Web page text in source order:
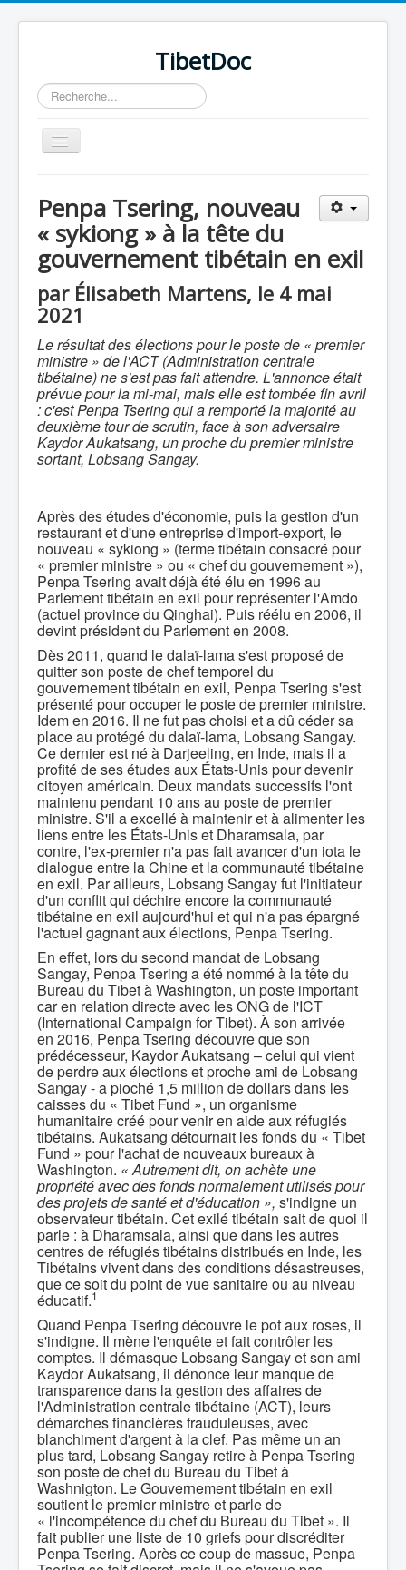
TibetDoc
Rechercher
Basculer
la
≡
Penpa Tsering, nouveau
« sykiong » à la tête du
gouvernement tibétain en exil
par Élisabeth Martens, le 4 mai
2021
Le résultat des élections pour le poste de « premier
ministre » de l'ACT (Administration centrale
tibétaine) ne s'est pas fait attendre. L'annonce était
prévue pour la mi-mai, mais elle est tombée fin avril
: c'est Penpa Tsering qui a remporté la majorité au
deuxième tour de scrutin, face à son adversaire
Kaydor Aukatsang, un proche du premier ministre
sortant, Lobsang Sangay.
Après des études d'économie, puis la gestion d'un
restaurant et d'une entreprise d'import-export, le
nouveau « sykiong » (terme tibétain consacré pour
« premier ministre » ou « chef du gouvernement »),
Penpa Tsering avait déjà été élu en 1996 au
Parlement tibétain en exil pour représenter l'Amdo
(actuel province du Qinghai). Puis réélu en 2006, il
devint président du Parlement en 2008.
Dès 2011, quand le dalaï-lama s'est proposé de
quitter son poste de chef temporel du
gouvernement tibétain en exil, Penpa Tsering s'est
présenté pour occuper le poste de premier ministre.
Idem en 2016. Il ne fut pas choisi et a dû céder sa
place au protégé du dalaï-lama, Lobsang Sangay.
Ce dernier est né à Darjeeling, en Inde, mais il a
profité de ses études aux États-Unis pour devenir
citoyen américain. Deux mandats successifs l'ont
maintenu pendant 10 ans au poste de premier
ministre. S'il a excellé à maintenir et à alimenter les
liens entre les États-Unis et Dharamsala, par
contre, l'ex-premier n'a pas fait avancer d'un iota le
dialogue entre la Chine et la communauté tibétaine
en exil. Par ailleurs, Lobsang Sangay fut l'initiateur
d'un conflit qui déchire encore la communauté
tibétaine en exil aujourd'hui et qui n'a pas épargné
l'actuel gagnant aux élections, Penpa Tsering.
En effet, lors du second mandat de Lobsang
Sangay, Penpa Tsering a été nommé à la tête du
Bureau du Tibet à Washington, un poste important
car en relation directe avec les ONG de l'ICT
(International Campaign for Tibet). À son arrivée
en 2016, Penpa Tsering découvre que son
prédécesseur, Kaydor Aukatsang – celui qui vient
de perdre aux élections et proche ami de Lobsang
Sangay - a pioché 1,5 million de dollars dans les
caisses du « Tibet Fund », un organisme
humanitaire créé pour venir en aide aux réfugiés
tibétains. Aukatsang détournait les fonds du « Tibet
Fund » pour l'achat de nouveaux bureaux à
Washington. « Autrement dit, on achète une
propriété avec des fonds normalement utilisés pour
des projets de santé et d'éducation », s'indigne un
observateur tibétain. Cet exilé tibétain sait de quoi il
parle : à Dharamsala, ainsi que dans les autres
centres de réfugiés tibétains distribués en Inde, les
Tibétains vivent dans des conditions désastreuses,
que ce soit du point de vue sanitaire ou au niveau
éducatif.1
Quand Penpa Tsering découvre le pot aux roses, il
s'indigne. Il mène l'enquête et fait contrôler les
comptes. Il démasque Lobsang Sangay et son ami
Kaydor Aukatsang, il dénonce leur manque de
transparence dans la gestion des affaires de
l'Administration centrale tibétaine (ACT), leurs
démarches financières frauduleuses, avec
blanchiment d'argent à la clef. Pas même un an
plus tard, Lobsang Sangay retire à Penpa Tsering
son poste de chef du Bureau du Tibet à
Washnigton. Le Gouvernement tibétain en exil
soutient le premier ministre et parle de
« l'incompétence du chef du Bureau du Tibet ». Il
fait publier une liste de 10 griefs pour discréditer
Penpa Tsering. Après ce coup de massue, Penpa